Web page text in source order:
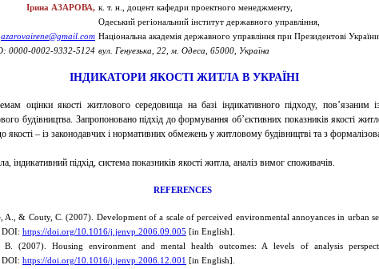
Ірина АЗАРОВА,
azarovairene@gmail.com
0000-0002-9332-5124
к. т. н., доцент кафедри проектного менеджменту,
Одеський регіональний інститут державного управління,
Національна академія державного управління при Президентові України
вул. Генуезька, 22, м. Одеса, 65000, Україна
ІНДИКАТОРИ ЯКОСТІ ЖИТЛА В УКРАЇНІ
оцінки якості житлового середовища на базі індикативного підходу, пов’язаним
будівництва. Запропоновано підхід до формування об’єктивних показників якості
якості – із законодавчих і нормативних обмежень у житловому будівництві та з
індикативний підхід, система показ­ників якості житла, аналіз вимог споживачів.
REFERENCES
A., & Couty, C. (2007). Development of a scale of perceived environmental annoyances in urban
https://doi.org/10.1016/j.jenvp.2006.09.005 [in English].
(2007). Housing environment and mental health outcomes: A levels of analysis
https://doi.org/10.1016/j.jenvp.2006.12.001 [in English].